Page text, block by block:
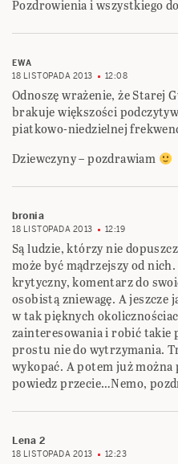
Pozdrowienia i wszystkiego
EWA
18 LISTOPADA 2013
12:08
Odnoszę wrażenie, że Starej
brakuje większości
piatkowo-niedzielnej
Dziewczyny – pozdrawiam
bronia
18 LISTOPADA 2013 12:19
Są ludzie, którzy nie
może być mądrzejszy od
krytyczny, komentarz do
osobistą zniewagę. A jeszcze
w tak pięknych
zainteresowania i robić takie
prostu nie do wytrzymania.
wykopać. A potem już
powiedz przecie…Nemo,
Lena 2
18 LISTOPADA 2013 12:23